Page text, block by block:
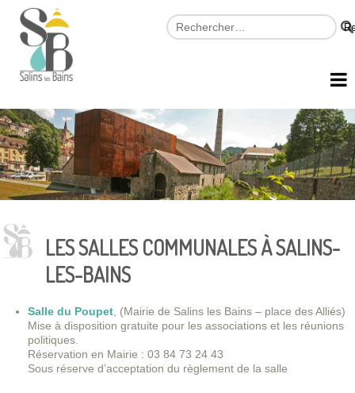
LES SALLES COMMUNALES À SALINS-
LES-BAINS
Salle du Poupet, (Mairie de Salins les Bains – place des Alliés)
Mise à disposition gratuite pour les associations et les réunions
politiques.
Réservation en Mairie : 03 84 73 24 43
Sous réserve d’acceptation du règlement de la salle